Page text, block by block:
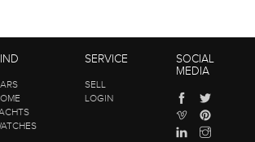
SERVICE
SELL
LOGIN
SOCIAL
MEDIA